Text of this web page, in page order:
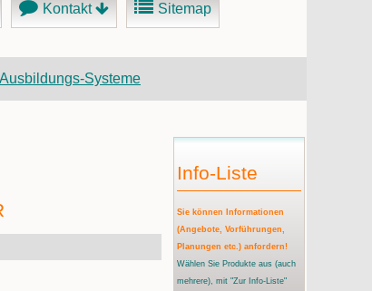
Kontakt Sitemap
Ausbildungs-Systeme
Info-Liste
Sie können Informationen
(Angebote, Vorführungen,
Planungen etc.) anfordern!
Wählen Sie Produkte aus (auch
mehrere), mit "Zur Info-Liste"